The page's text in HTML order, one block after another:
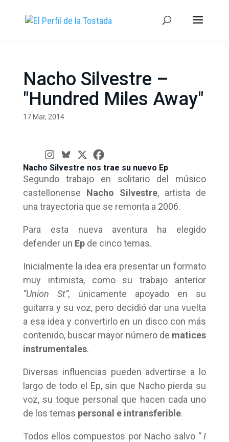
Nacho Silvestre –
"Hundred Miles Away"
17 Mar, 2014
Nacho Silvestre nos trae su nuevo Ep
Segundo trabajo en solitario del músico
castellonense Nacho Silvestre, artista de
una trayectoria que se remonta a 2006.
Para esta nueva aventura ha elegido
defender un Epde cinco temas.
Inicialmente la idea era presentar un formato
muy intimista, como su trabajo anterior
“Union St”, únicamente apoyado en su
guitarra y su voz, pero decidió dar una vuelta
a esa idea y convertirlo en un disco con más
contenido, buscar mayor número de matices
instrumentales.
Diversas influencias pueden advertirse a lo
largo de todo el Ep, sin que Nacho pierda su
voz, su toque personal que hacen cada uno
de los temas personal e intransferible.
Todos ellos compuestos por Nacho salvo “ I